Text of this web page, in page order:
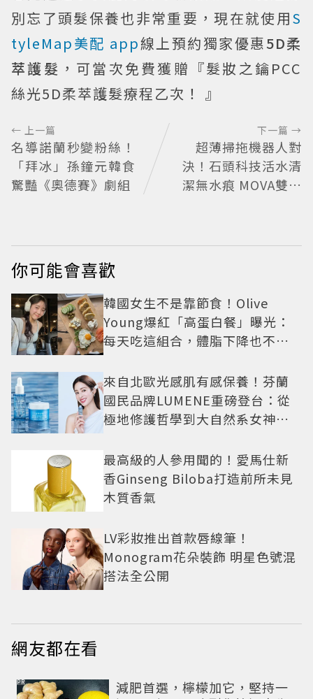
別忘了頭髮保養也非常重要，現在就使用S
tyleMap美配 app線上預約獨家優惠5D柔
萃護髮 ，可當次免費獲贈『髮妝之鑰PCC
絲光5D柔萃護髮療程乙次！ 』
← 上一篇
名導諾蘭秒變粉絲！
「拜冰」孫鐘元韓食
驚豔《奧德賽》劇組
下一篇 →
超薄掃拖機器人對
決！石頭科技活水清
潔無水痕 MOVA雙機
你可能會喜歡
韓國女生不是靠節食！Olive
Young爆紅「高蛋白餐」曝光：
每天吃這組合，體脂下降也不怕
來自北歐光感肌有感保養！芬蘭
國民品牌LUMENE重磅登台：從
極地修護哲學到大自然系女神莫
最高級的人參用聞的！愛馬仕新
香Ginseng Biloba打造前所未見
木質香氣
LV彩妝推出首款唇線筆！
Monogram花朵裝飾 明星色號混
搭法全公開
網友都在看
減肥首選，檸檬加它，堅持一
PR